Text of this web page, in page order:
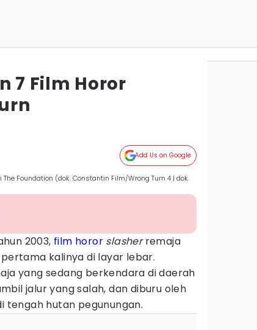
7 Film Horor
Add Us on Google
Foundation (dok. Constantin Film/Wrong Turn 4 | dok.
2003, film horor slasherremaja
kalinya di layar lebar.
yang sedang berkendara di daerah
jalur yang salah, dan diburu oleh
tengah hutan pegunungan.